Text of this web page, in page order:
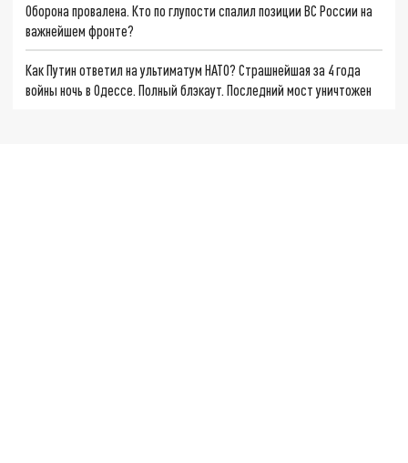
Оборона провалена. Кто по глупости спалил позиции ВС России на
важнейшем фронте?
Как Путин ответил на ультиматум НАТО? Страшнейшая за 4 года
войны ночь в Одессе. Полный блэкаут. Последний мост уничтожен